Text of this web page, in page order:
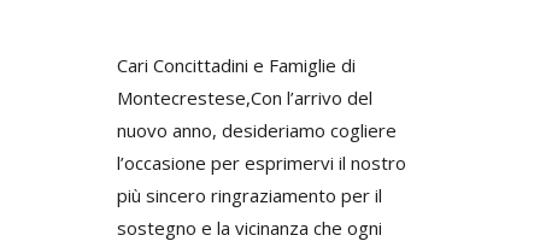
Cari Concittadini e Famiglie di
Montecrestese,Con l’arrivo del
nuovo anno, desideriamo cogliere
l’occasione per esprimervi il nostro
più sincero ringraziamento per il
sostegno e la vicinanza che ogni